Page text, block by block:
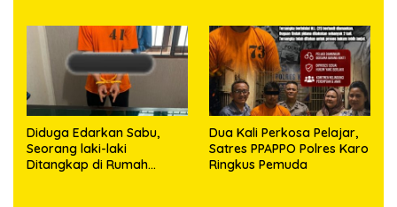
Ditangkap
Diduga Edarkan Sabu,
Seorang laki-laki
Ditangkap di Rumah
Dua Kali Perkosa Pelajar,
Satres PPAPPO Polres Karo
Ringkus Pemuda